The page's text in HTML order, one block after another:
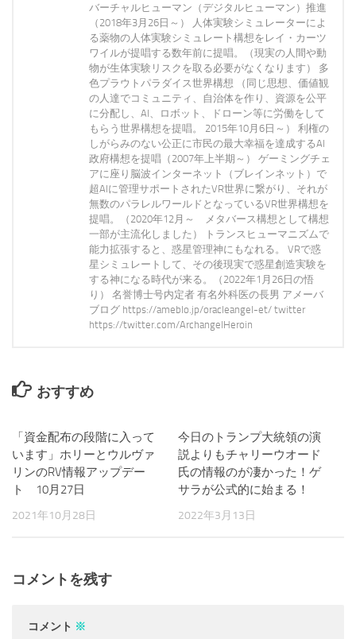
バーチャルヒューマン（デジタルヒューマン）推進
（2018年3月26日～） 人体実験シミュレーターによ
る薬物の人体実験シミュレート構想をレイ・カーツ
ワイルが提唱する数年前に提唱。（現実の人間や動
物が生体実験リスクを取る必要がなくなります） 多
色プラウトパラダイス世界構想 （同じ思想、価値観
の人達でコミュニティ、自治体を作り、資源を公平
に分配し、AI、ロボット、ドローン等に労働をして
もらう世界構想を提唱。 2015年10月6日～） 利権の
しがらみのない公正に市民の最大幸福を達成するAI
政府構想を提唱（2007年上半期～） ゲーミングチェ
アに座り脳波インターネット（ブレインネット）で
超AIに管理サポートされたVR世界に繋がり、それが
無数のパラレルワールドとなっているVR世界構想を
提唱。（2020年12月～ メタバース構想として構想
一部が主流化しました） トランスヒューマニズムで
能力拡張すると、惑星管理神にもなれる。 VRで惑
星シミュレートして、その後現実で惑星創造実験を
する神になる時代が来る。（2022年1月26日の悟
り） 名誉博士号内定者 有名外科医の長男 アメーバ
ブログ https://ameblo.jp/oracleangel-et/ twitter
https://twitter.com/ArchangelHeroin
おすすめ
「資金配布の段階に入って
います」ホリーとウルヴァ
リンのRV情報アップデー
ト 10月27日
2021年10月28日
今日のトランプ大統領の演
説よりもチャリーウオード
氏の情報のが凄かった！ゲ
サラが公式的に始まる！
2022年3月13日
コメントを残す
コメント ※